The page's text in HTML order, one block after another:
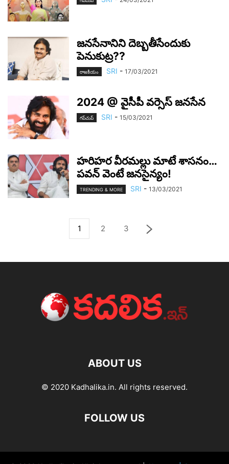
జన‌సేనానిని దెబ్బ‌తీసేందుకు
పెనుకుట్ర‌??
రాజ‌కీయం SRI - 17/03/2021
2024 @ వైసీపీ వ‌ర్సెస్ జ‌న‌సేన‌
గ‌ప్‌చుప్ SRI - 15/03/2021
హ‌రి‌హ‌ర వీర‌మ‌ల్లు మాటే శాస‌నం…
ప‌వ‌న్ వెంటే జ‌న‌సైన్యం!
TRENDING & MORE SRI - 13/03/2021
1 2 3
ABOUT US
© 2020 Kadhalika.in. All rights reserved.
FOLLOW US